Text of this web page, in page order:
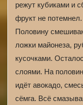
режут кубиками и
фрукт не
Половину
ложки майонеза,
кусочками.
слоями. На
идёт авокадо,
сёмга. Всё